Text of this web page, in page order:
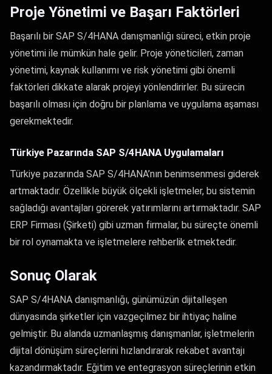
Proje Yönetimi ve Başarı Faktörleri
Başarılı bir SAP S/4HANA danışmanlığı süreci, etkin proje
yönetimi ile mümkün hale gelir. Proje yöneticileri, zaman
yönetimi, kaynak kullanımı ve risk yönetimi gibi önemli
faktörleri dikkate alarak projeyi yönlendirirler. Bu sürecin
başarılı olması için doğru bir planlama ve uygulama aşaması
gerekmektedir.
Türkiye Pazarında SAP S/4HANA Uygulamaları
Türkiye pazarında SAP S/4HANA’nın benimsenmesi giderek
artmaktadır. Özellikle büyük ölçekli işletmeler, bu sistemin
sağladığı avantajları görerek yatırımlarını artırmaktadır. SAP
ERP Firması (Şirketi) gibi uzman firmalar, bu süreçte önemli
bir rol oynamakta ve işletmelere rehberlik etmektedir.
Sonuç Olarak
SAP S/4HANA danışmanlığı, günümüzün dijitalleşen
dünyasında şirketler için vazgeçilmez bir ihtiyaç haline
gelmiştir. Bu alanda uzmanlaşmış danışmanlar, işletmelerin
dijital dönüşüm süreçlerini hızlandırarak rekabet avantajı
kazandırmaktadır. Eğitim ve entegrasyon süreçlerinin etkin